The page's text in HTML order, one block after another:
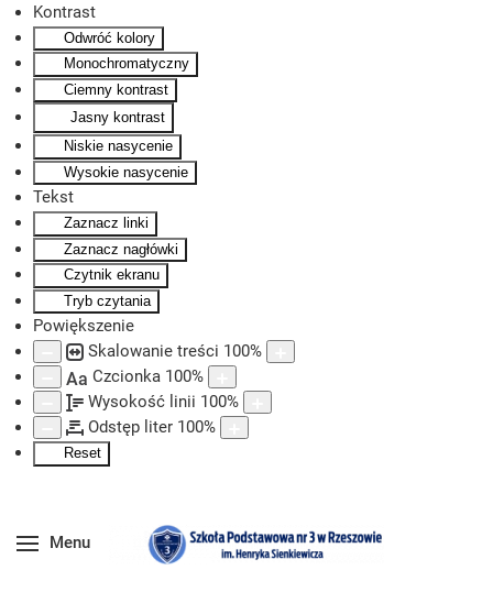
Kontrast
Odwróć kolory
Monochromatyczny
Ciemny kontrast
Jasny kontrast
Niskie nasycenie
Wysokie nasycenie
Tekst
Zaznacz linki
Zaznacz nagłówki
Czytnik ekranu
Tryb czytania
Powiększenie
Skalowanie treści 100%
Aa Czcionka 100%
Wysokość linii 100%
Odstęp liter 100%
Reset
Skip to main content
Menu